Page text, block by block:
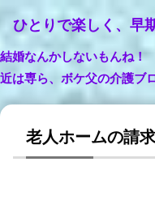
ひとりで楽しく、早
結婚なんかしないもんね
近は専ら、ボケ父の介護ブ
老人ホームの請